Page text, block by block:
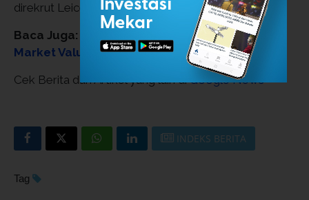
direkrut Leicester City dari Celtic tahun 2019.
Baca Juga:
10 Pemain dengan Penurunan
Market Value Terbesar Musim 2025/2026
Cek Berita dan Artikel yang lain diGoogle News
INDEKS BERITA
Tag